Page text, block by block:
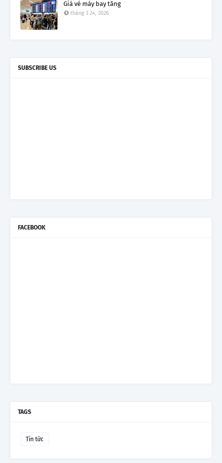
Giá vé máy bay tăng
tháng 3 24, 2026
SUBSCRIBE US
FACEBOOK
TAGS
Tin tức